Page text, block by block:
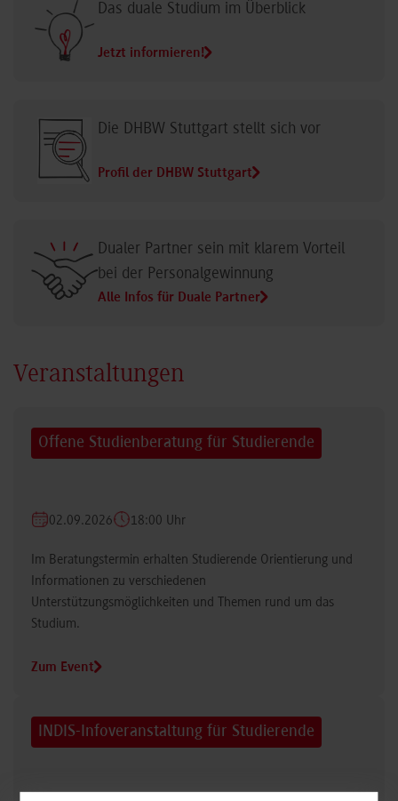
Das duale Studium im Überblick
Jetzt informieren!
Die DHBW Stuttgart stellt sich vor
Profil der DHBW Stuttgart
Dualer Partner sein mit klarem Vorteil
bei der Personalgewinnung
Alle Infos für Duale Partner
Veranstaltungen
Offene Studienberatung für Studierende
02.09.2026 18:00 Uhr
Im Beratungstermin erhalten Studierende Orientierung und
Informationen zu verschiedenen
Unterstützungsmöglichkeiten und Themen rund um das
Studium.
Zum Event
INDIS-Infoveranstaltung für Studierende